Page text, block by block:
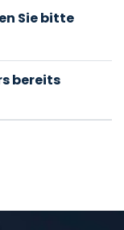
Sie bitte
bereits